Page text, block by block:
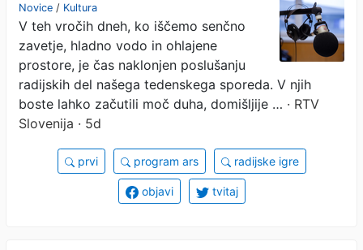
Novice / Kultura
V teh vročih dneh, ko iščemo senčno
zavetje, hladno vodo in ohlajene
prostore, je čas naklonjen poslušanju
radijskih del našega tedenskega sporeda. V njih
boste lahko začutili moč duha, domišljije … · RTV
Slovenija · 5d
prvi program ars radijske igre
objavi tvitaj